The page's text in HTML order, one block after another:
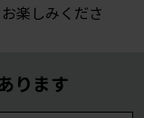
楽しみくださ
ります